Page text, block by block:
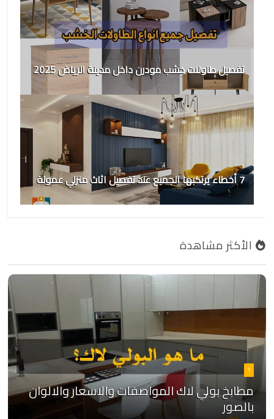
تفصيل طاولات خشب مودرن داخل مدينة الرياض 2025
7 أخطاء يرتكبها الجميع عند تفصيل اثاث منزلي عمولة
الأكثر مشاهدة
1
مطابخ بولي لاك المواصفات والاسعار والالوان
بالصور